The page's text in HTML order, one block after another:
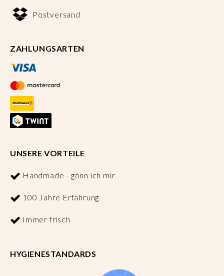
Postversand
ZAHLUNGSARTEN
UNSERE VORTEILE
Handmade - gönn ich mir
100 Jahre Erfahrung
Immer frisch
HYGIENESTANDARDS